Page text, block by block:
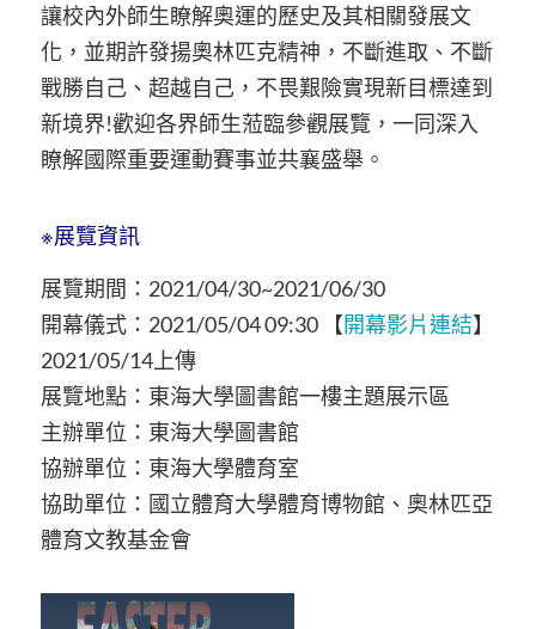
讓校內外師生瞭解奧運的歷史及其相關發展文
化，並期許發揚奧林匹克精神，不斷進取、不斷
戰勝自己、超越自己，不畏艱險實現新目標達到
新境界!歡迎各界師生蒞臨參觀展覽，一同深入
瞭解國際重要運動賽事並共襄盛舉。
※展覽資訊
展覽期間：2021/04/30~2021/06/30
開幕儀式：2021/05/04 09:30 【開幕影片連結】
2021/05/14上傳
展覽地點：東海大學圖書館一樓主題展示區
主辦單位：東海大學圖書館
協辦單位：東海大學體育室
協助單位：國立體育大學體育博物館、奧林匹亞
體育文教基金會